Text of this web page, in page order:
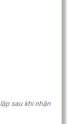
sau khi nhận